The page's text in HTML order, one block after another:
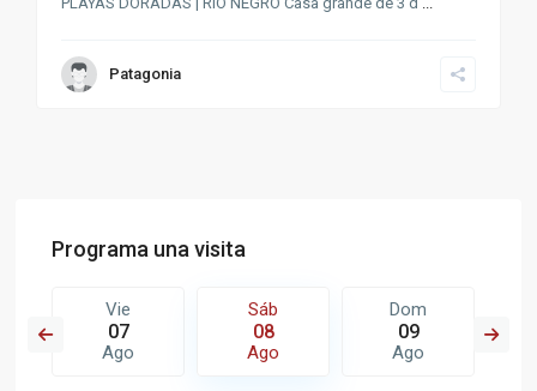
Patagonia
Programa una visita
Vie
07
Ago
Sáb
08
Ago
Dom
09
Ago